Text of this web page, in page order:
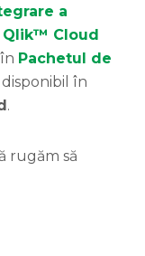
a
Qlik™ Cloud
Pachetul de
disponibil în
.
rugăm să